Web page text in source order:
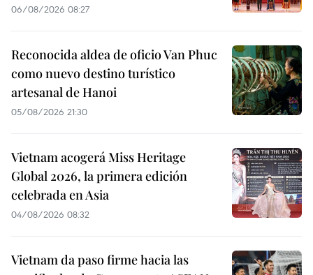
06/08/2026 08:27
Reconocida aldea de oficio Van Phuc
como nuevo destino turístico
artesanal de Hanoi
05/08/2026 21:30
Vietnam acogerá Miss Heritage
Global 2026, la primera edición
celebrada en Asia
04/08/2026 08:32
Vietnam da paso firme hacia las